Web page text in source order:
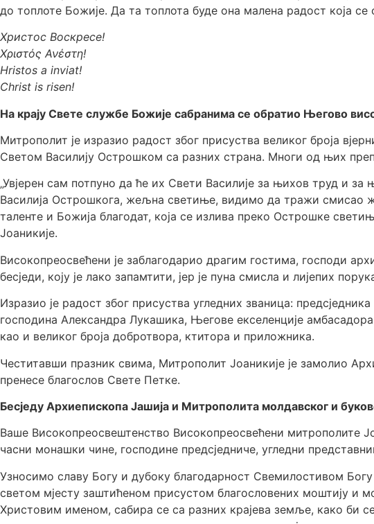
до топлоте Божије. Да та топлота буде она малена радост која се
Христос Воскресе!
Χριστός Ανέστη!
Hristos a inviat!
Christ is risen!
На крају Свете службе Божије сабранима се обратио Његово
Митрополит је изразио радост због присуства великог броја
Светом Василију Острошком са разних страна. Многи од њих
„Увјерен сам потпуно да ће их Свети Василије за њихов труд и
Василија Острошкога, жељна светиње, видимо да тражи смисао
таленте и Божија благодат, која се излива преко Острошке
Јоаникије.
Високопреосвећени је заблагодарио драгим гостима, господи
бесједи, коју је лако запамтити, јер је пуна смисла и лијепих
Изразио је радост због присуства угледних званица:
господина Александра Лукашика, Његове екселенције
као и великог броја добротвора, ктитора и приложника.
Честитавши празник свима, Митрополит Јоаникије је замолио
пренесе благослов Свете Петке.
Бесједу Архиепископа Јашија и Митрополита молдавског и
Ваше Високопреосвештенство Високопреосвећени митрополите
часни монашки чине, господине предсједниче, угледни
Узносимо славу Богу и дубоку благодарност Свемилостивом
светом мјесту заштићеном присустом благословених моштију и
Христовим именом, сабира се са разних крајева земље, како би